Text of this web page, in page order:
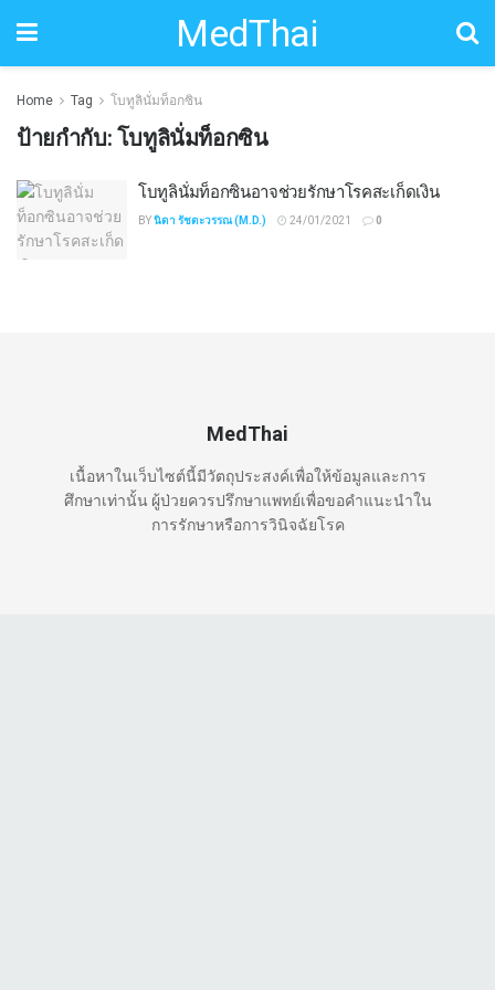
MedThai
Home Tag โบทูลินั่มท็อกซิน
ป้ายกำกับ: โบทูลินั่มท็อกซิน
โบทูลินั่มท็อกซินอาจช่วยรักษาโรคสะเก็ดเงิน
BYนิดา รัชตะวรรณ (M.D.) 24/01/2021 0
MedThai
เนื้อหาในเว็บไซต์นี้มีวัตถุประสงค์เพื่อให้ข้อมูลและการ
ศึกษาเท่านั้น ผู้ป่วยควรปรึกษาแพทย์เพื่อขอคำแนะนำใน
การรักษาหรือการวินิจฉัยโรค